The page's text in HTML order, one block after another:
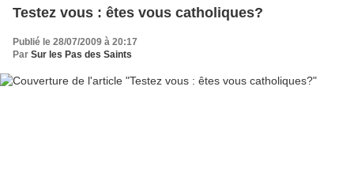
Testez vous : êtes vous catholiques?
Publié le 28/07/2009 à 20:17
Par Sur les Pas des Saints